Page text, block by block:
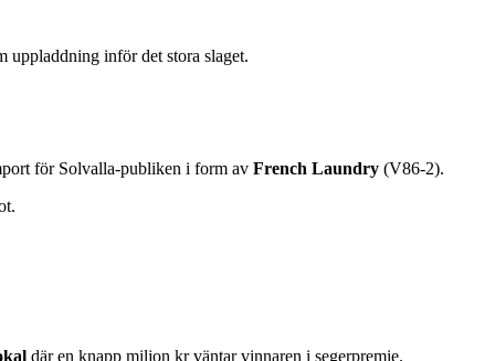
uppladdning inför det stora slaget.
för Solvalla-publiken i form av French Laundry (V86-2).
där en knapp miljon kr väntar vinnaren i segerpremie.